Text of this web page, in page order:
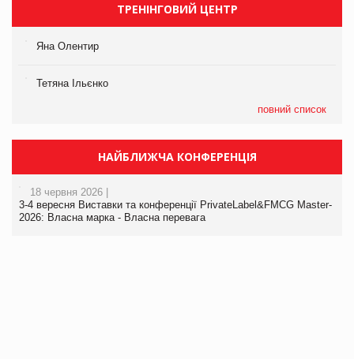
ТРЕНІНГОВИЙ ЦЕНТР
Яна Олентир
Тетяна Ільєнко
повний список
НАЙБЛИЖЧА КОНФЕРЕНЦІЯ
18 червня 2026 |
3-4 вересня Виставки та конференції PrivateLabel&FMCG Master-
2026: Власна марка - Власна перевага